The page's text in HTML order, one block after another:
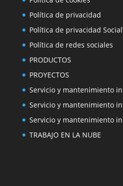
Política de privacidad
Política de privacidad
Política de redes sociales
PRODUCTOS
PROYECTOS
Servicio y mantenimiento
Servicio y mantenimiento
Servicio y mantenimiento
TRABAJO EN LA NUBE